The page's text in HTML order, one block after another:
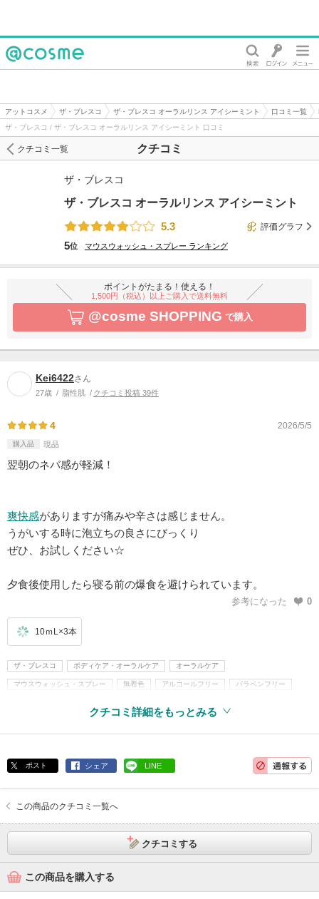
アットコスメ ザ・ブレスコ ザ・ブレスコ オーラルリンス アイシーミント 口コミ一覧
ザ・ブレスコ / ザ・ブレスコ オーラルリンス アイシーミント 口コミ
クチコミ
クチコミ一覧
ザ・ブレスコ
ザ・ブレスコ オーラルリンス アイシーミント
5.3
評価グラフ
5位 マウスウォッシュ・スプレー ランキング
ポイントがたまる！使える！
1,500円（税込）以上ご購入で送料無料
@cosme SHOPPING で購入
Kei6422さん
27歳 脂性肌 クチコミ投稿 39件
4 2026/5/5
購入品 現品
翌朝のネバ感が軽減！
爽快感がありますが痛みや辛さは感じません。
うがいする時に泡立ちの良さにびっくり
ぜひ、お試しください☆
夕食後使用したら寝る前の爆食を避けられています。
参考になった 0
10ｍL×3本
ザ・ブレスコ ボディケア・オーラルケア オーラルケア
マウスウォッシュ・スプレー 無着色 アルコールフリー パラベンフリー
クチコミ詳細をもっとみる
ポスト シェア LINE
この商品のクチコミ一覧へ
クチコミする
この商品を購入する